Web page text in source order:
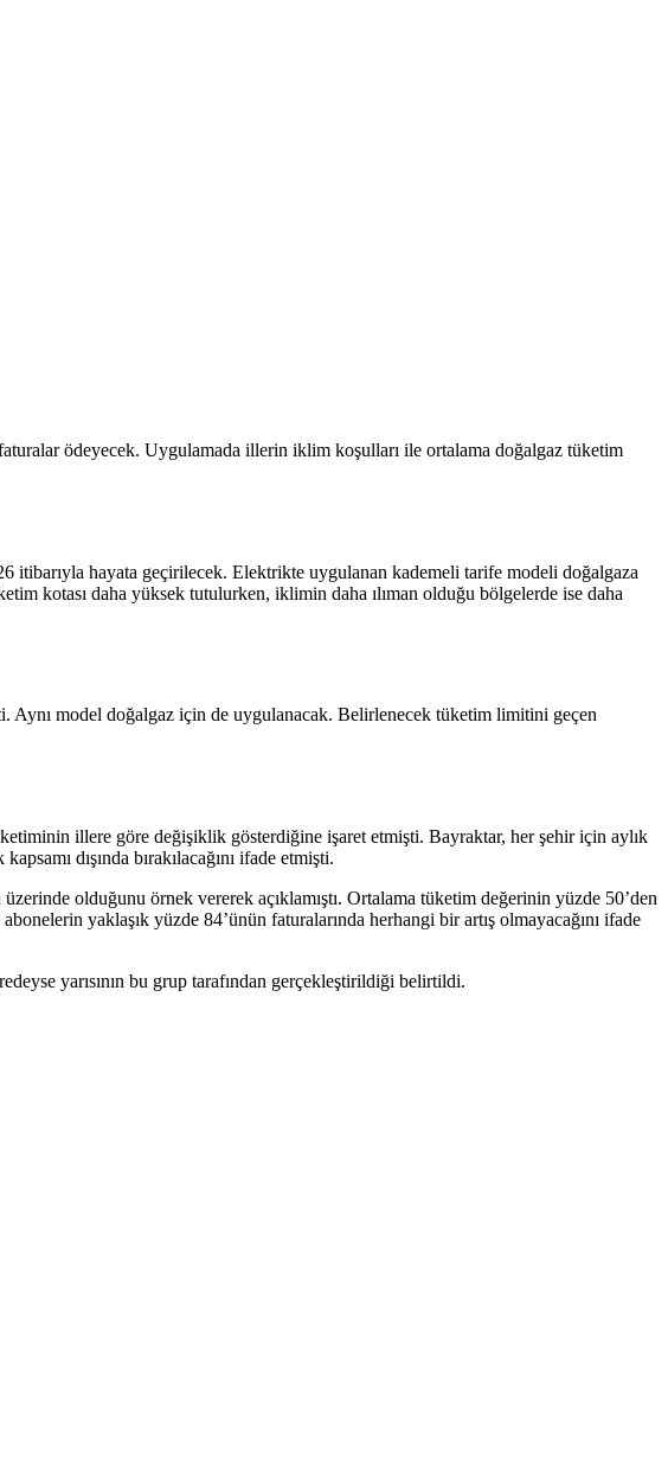
faturalar ödeyecek. Uygulamada illerin iklim koşulları ile ortalama doğalgaz tüketim
itibarıyla hayata geçirilecek. Elektrikte uygulanan kademeli tarife modeli doğalgaza
kotası daha yüksek tutulurken, iklimin daha ılıman olduğu bölgelerde ise daha
Aynı model doğalgaz için de uygulanacak. Belirlenecek tüketim limitini geçen
illere göre değişiklik gösterdiğine işaret etmişti. Bayraktar, her şehir için aylık
dışında bırakılacağını ifade etmişti.
olduğunu örnek vererek açıklamıştı. Ortalama tüketim değerinin yüzde 50’den
yaklaşık yüzde 84’ünün faturalarında herhangi bir artış olmayacağını ifade
yarısının bu grup tarafından gerçekleştirildiği belirtildi.